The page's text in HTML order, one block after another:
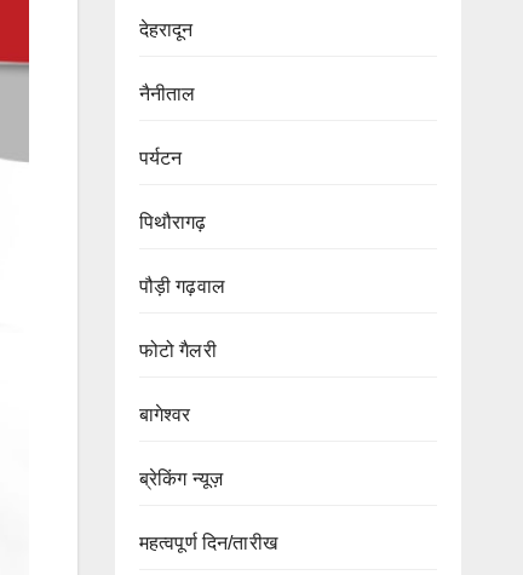
देहरादून
नैनीताल
पर्यटन
पिथौरागढ़
पौड़ी गढ़वाल
फोटो गैलरी
बागेश्वर
ब्रेकिंग न्यूज़
महत्वपूर्ण दिन/तारीख